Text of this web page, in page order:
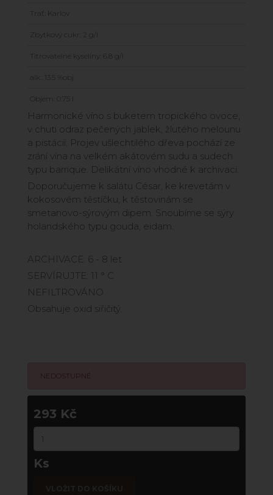
Trať: Karlov
Zbytkový cukr: 2 g/l
Titrovatelne kyseliny: 6.8 g/l
alk.: 13.5 %obj
Objem: 0.75 l
Harmonické víno s buketem tropického ovoce,
v chuti odraz pečených jablek, žlutého melounu
a pistácií. Projev ušlechtilého dřeva pochází ze
zrání vína na velkém akátovém sudu a sudech
typu barrique. Delikátní víno vhodné k archivaci.
Doporučujeme k salátu César, ke krevetám v
kokosovém těstíčku, k těstovinám se
smetanovo-sýrovým dipem. Snoubíme se sýry
holandského typu gouda, eidam.
ARCHIVACE: 6 - 8 let
SERVÍRUJTE: 11 ° C
NEFILTROVÁNO
Obsahuje oxid siřičitý.
NEDOSTUPNÉ
293 Kč
Ks